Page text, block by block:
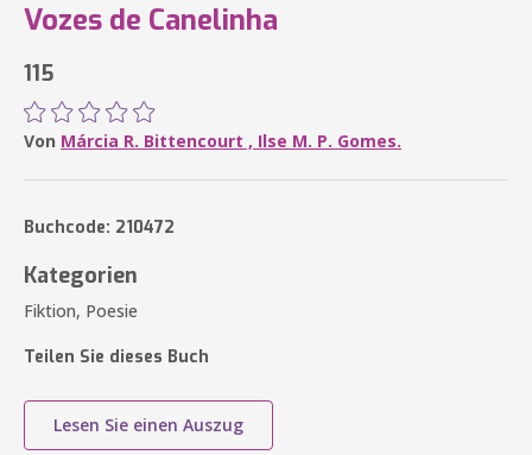
Vozes de Canelinha
115
Von Márcia R. Bittencourt , Ilse M. P. Gomes.
Buchcode: 210472
Kategorien
Fiktion, Poesie
Teilen Sie dieses Buch
Lesen Sie einen Auszug